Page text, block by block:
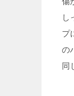
し
プ
の
同